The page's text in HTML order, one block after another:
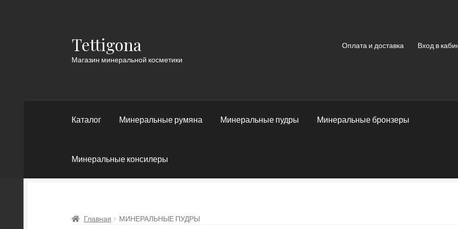
Перейти
к
Перейти
к
содержимому
Tettigona
Магазин минеральной косметики
Оплата и доставка Вход в
Каталог Минеральные румяна Минеральные пудры Минеральные бронзеры
Минеральные консилеры
Главная МИНЕРАЛЬНЫЕ ПУДРЫ